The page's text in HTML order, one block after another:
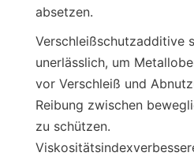
absetzen.
Verschleißschutzadditive
unerlässlich, um
vor Verschleiß und
Reibung zwischen
zu schützen.